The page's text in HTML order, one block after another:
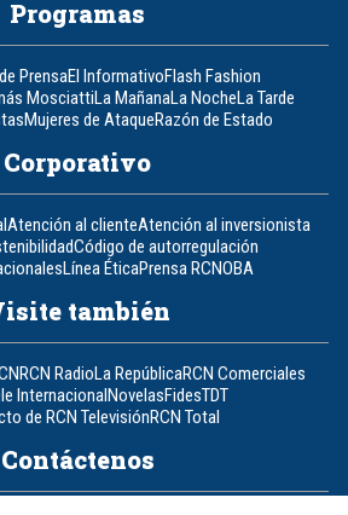
Programas
PrensaEl InformativoFlash Fashion
MosciattiLa MañanaLa NocheLa Tarde
Mujeres de AtaqueRazón de Estado
Corporativo
Atención al clienteAtención al inversionista
Código de autorregulación
Línea ÉticaPrensa RCNOBA
también
RCN RadioLa RepúblicaRCN Comerciales
InternacionalNovelasFidesTDT
de RCN TelevisiónRCN Total
Contáctenos